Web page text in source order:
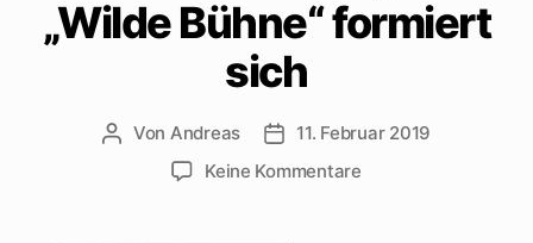
„Wilde Bühne“ formiert
sich
Beitragsautor
Von Andreas Beitragsdatum
11. Februar 2019
Keine Kommentarezu